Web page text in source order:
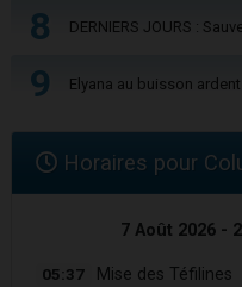
8 DERNIERS JOURS :
9 Elyana au buisson ardent
Horaires pour
7 Août 2026 -
05:37 Mise des Téfilines